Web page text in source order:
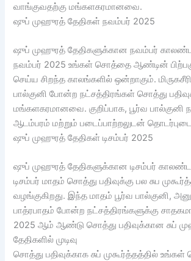
வாங்குவதற்கு மங்களகரமானவை.
ஷுப் முஹுரத் தேதிகள் நவம்பர் 2025
ஷுப் முஹுரத் தேதிகளுக்கான நவம்பர்
நவம்பர் 2025 உங்கள் சொத்தை ஆண்டின்
செய்ய சிறந்த காலங்களில் ஒன்றாகும்.
பால்குனி போன்ற நட்சத்திரங்கள் சொத்து
மங்களகரமானவை. குறிப்பாக, பூர்வ பால்குனி
ஆடம்பரம் மற்றும் படைப்பாற்றலுடன்
ஷுப் முஹுரத் தேதிகள் டிசம்பர் 2025
ஷுப் முஹுரத் தேதிகளுக்கான டிசம்பர்
டிசம்பர் மாதம் சொத்து பதிவுக்கு பல சுப
வழங்குகிறது. இந்த மாதம் பூர்வ பால்குனி,
பாத்ரபாதம் போன்ற நட்சத்திரங்களுக்கு
2025 ஆம் ஆண்டு சொத்து பதிவுக்கான சுப்
தேதிகளில் முடிவு
சொத்து பதிவுக்காக சுப் முகூர்த்தத்தில்